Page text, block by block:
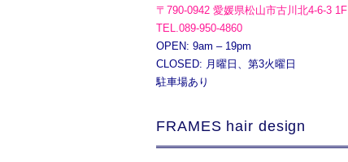
〒790-0942 愛媛県松山市古川北4-6-3 1F
TEL.089-950-4860
OPEN: 9am – 19pm
CLOSED: 月曜日、第3火曜日
駐車場あり
FRAMES hair design